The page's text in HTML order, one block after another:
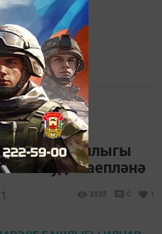
башлыгы
алуда гаепләнә
3535 0 1